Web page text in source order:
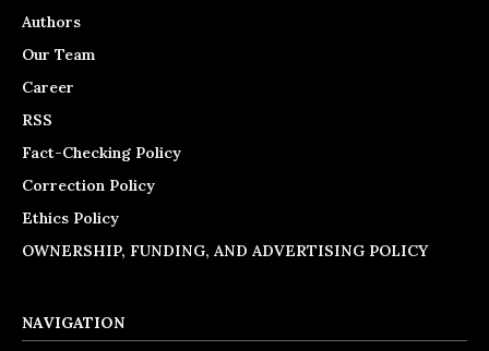
Authors
Our Team
Career
RSS
Fact-Checking Policy
Correction Policy
Ethics Policy
OWNERSHIP, FUNDING, AND ADVERTISING POLICY
NAVIGATION